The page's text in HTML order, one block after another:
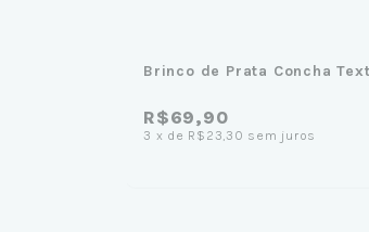
Brinco de Prata Concha
R$69,90
3 x de R$23,30 sem juros